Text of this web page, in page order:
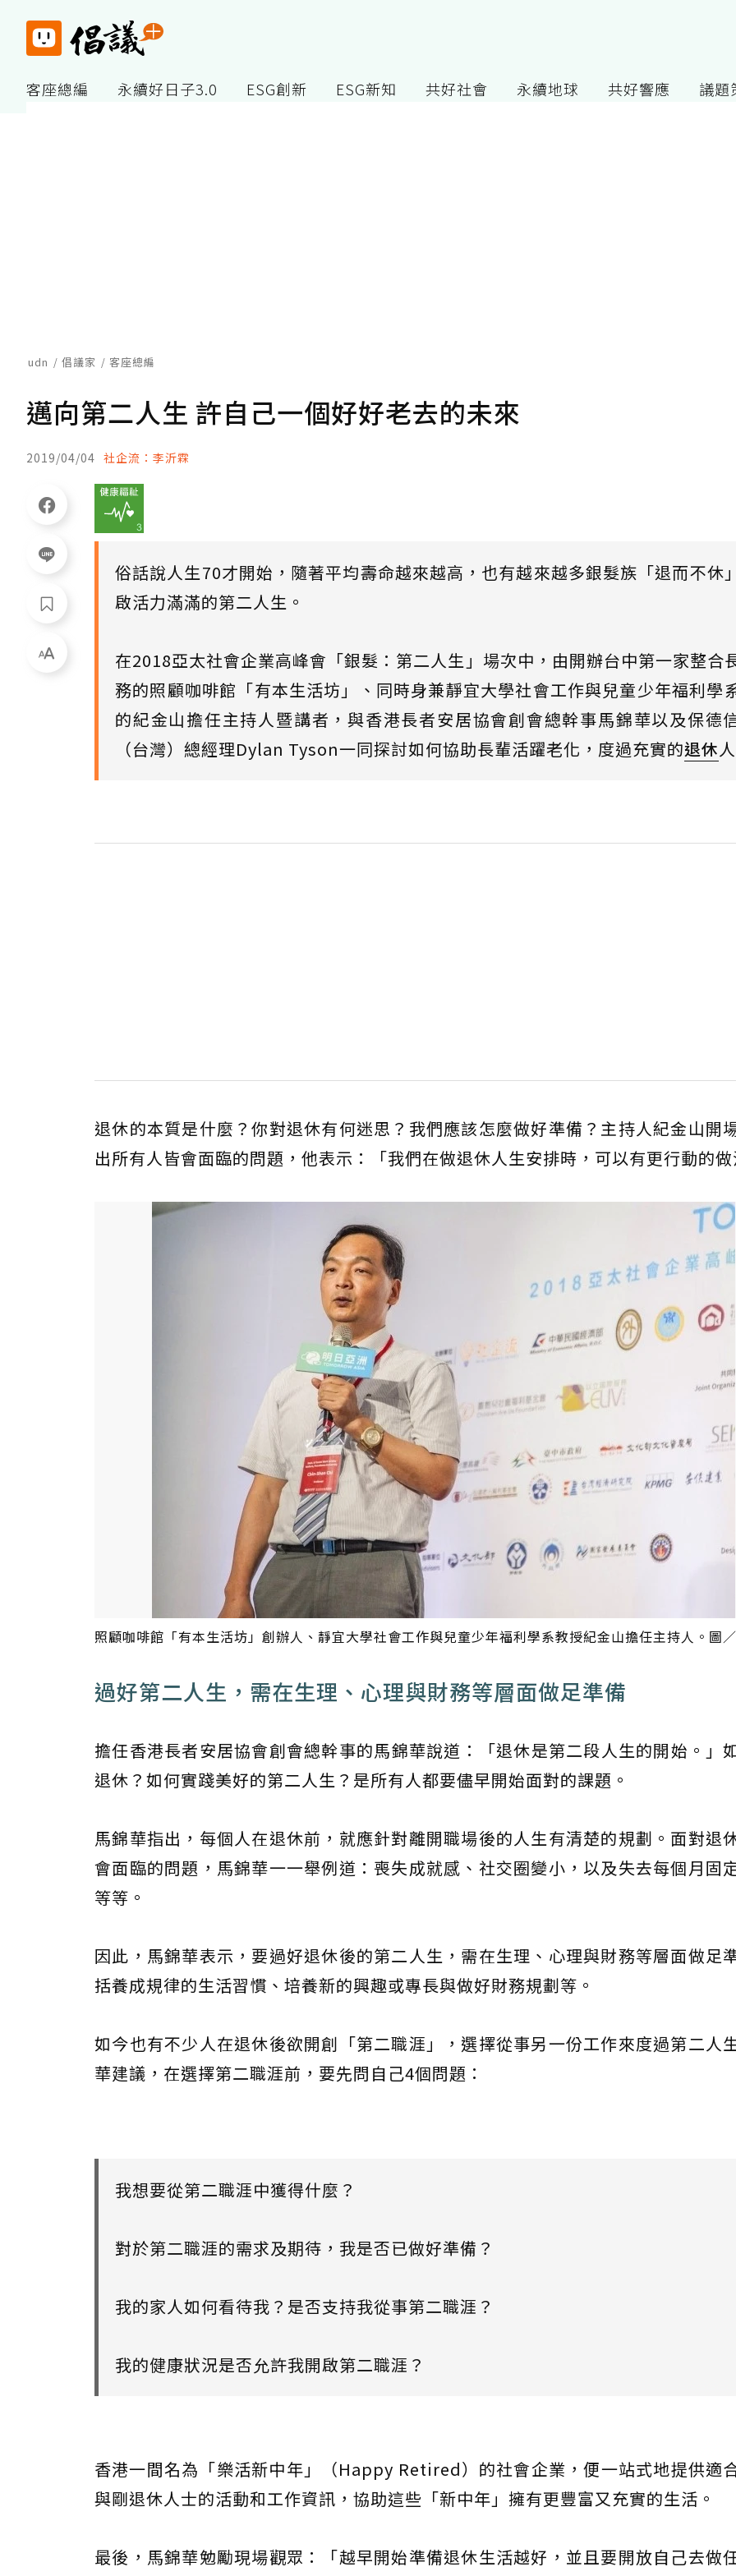
客座總編 永續好日子3.0 ESG創新 ESG新知 共好社會 永續地球 共好響應 議題
udn 倡議家 客座總編
邁向第二人生 許自己一個好好老去的未來
2019/04/04 社企流：李沂霖
俗話說人生70才開始，隨著平均壽命越來越高，也有越來越多銀髮族「退而不休
啟活力滿滿的第二人生。
在2018亞太社會企業高峰會「銀髮：第二人生」場次中，由開辦台中第一家整合
務的照顧咖啡館「有本生活坊」、同時身兼靜宜大學社會工作與兒童少年福利學
的紀金山擔任主持人暨講者，與香港長者安居協會創會總幹事馬錦華以及保德
（台灣）總經理Dylan Tyson一同探討如何協助長輩活躍老化，度過充實的退休
退休的本質是什麼？你對退休有何迷思？我們應該怎麼做好準備？主持人紀金山開
出所有人皆會面臨的問題，他表示：「我們在做退休人生安排時，可以有更行動的
照顧咖啡館「有本生活坊」創辦人、靜宜大學社會工作與兒童少年福利學系教授紀金山擔任主持人。圖
過好第二人生，需在生理、心理與財務等層面做足準備
擔任香港長者安居協會創會總幹事的​馬錦華說道：「退休是第二段人生的開始。」
退休？如何實踐美好的第二人生？是所有人都要儘早開始面對的課題。
馬錦華指出，每個人在退休前，就應針對離開職場後的人生有清楚的規劃。面對退
會面臨的問題，馬錦華一一舉例道：喪失成就感、社交圈變小，以及失去每個月固
等等。
因此，馬錦華表示，要過好退休後的第二人生，需在生理、心理與財務等層面做足
括養成規律的生活習慣、培養新的興趣或專長與做好財務規劃等。
如今也有不少人在退休後欲開創「第二職涯」，選擇從事另一份工作來度過第二人
華建議，在選擇第二職涯前，要先問自己4個問題：
我想要從第二職涯中獲得什麼？
對於第二職涯的需求及期待，我是否已做好準備？
我的家人如何看待我？是否支持我從事第二職涯？
我的健康狀況是否允許我開啟第二職涯？
香港一間名為「樂活新中年」（Happy Retired）的社會企業，便一站式地提供適
與剛退休人士的活動和工作資訊，協助這些「新中年」擁有更豐富又充實的生活。
最後，馬錦華勉勵現場觀眾：「越早開始準備退休生活越好，並且要開放自己去做